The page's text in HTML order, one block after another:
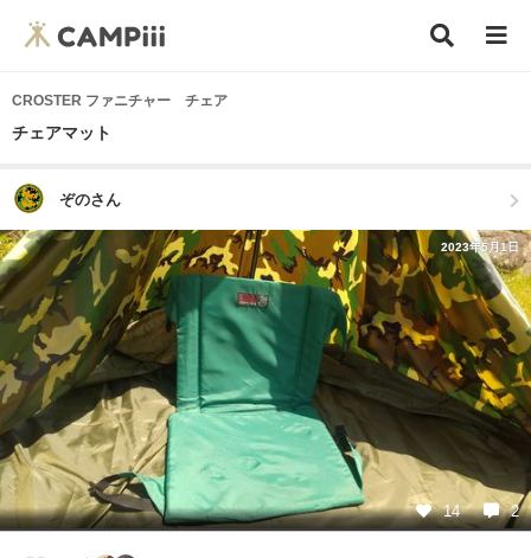
CROSTER ファニチャー チェア
チェアマット
ぞのさん
2023年5月1日
14 2